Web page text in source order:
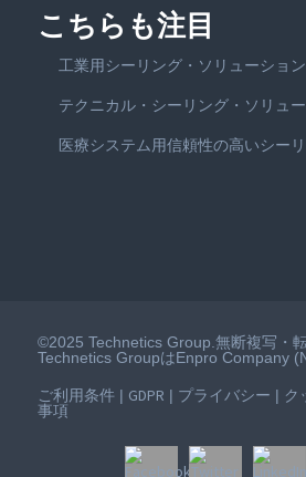
こちらも注目
工業用シーリング・ソリューショ
テクニカル・シーリング・ソリュ
医療システム用信頼性の高いシー
©2025 Technetics Group.無断複写・転
Technetics GroupはEnpro Company
ご利用条件| GDPR | プライバシー | ク
事項